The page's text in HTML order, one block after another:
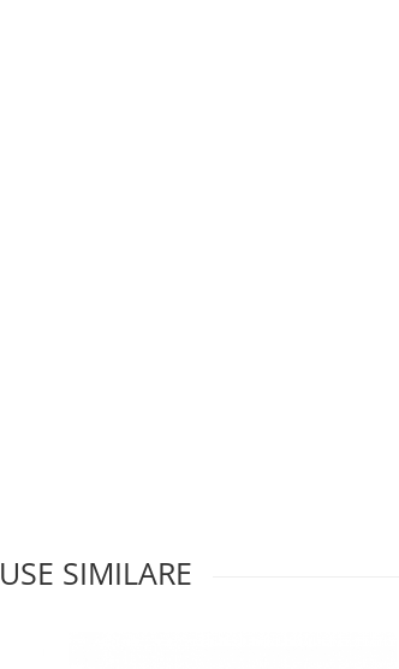
SIMILARE